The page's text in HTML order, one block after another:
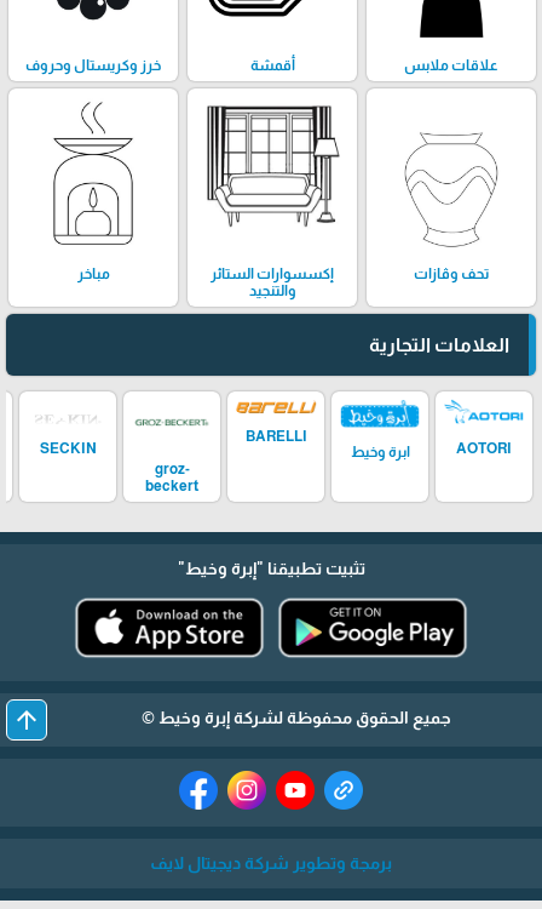
علاقات ملابس أقمشة خرز وكريستال وحروف
تحف وڤازات
إكسسوارات الستائر
والتنجيد
مباخر
العلامات التجارية
AOTORI ابرة وخيط
BARELLI
groz-
beckert
SECKIN
تثبيت تطبيقنا "إبرة وخيط"
جميع الحقوق محفوظة لشركة إبرة وخيط © arrow_upward
برمجة وتطوير شركة ديجيتال لايف